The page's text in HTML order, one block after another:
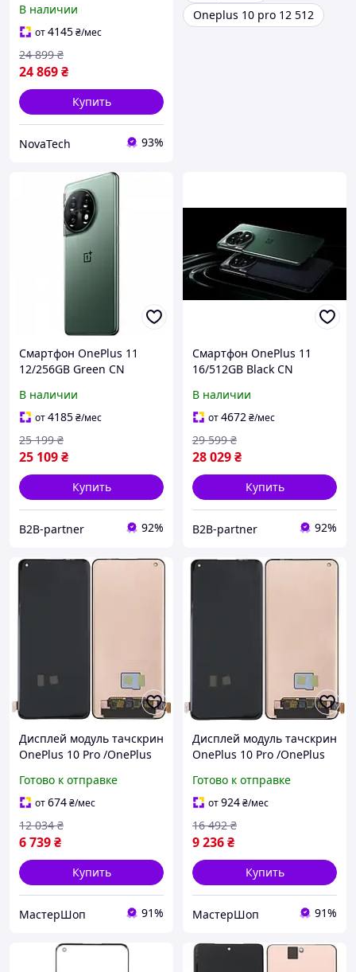
В наличии
от4145₴/мес
24 869₴
24 899 ₴
Купить
NovaTech 93%
Oneplus 10 pro 12 512
Смартфон OnePlus 11
12/256GB Green CN
В наличии
от4185₴/мес
25 109₴
25 199 ₴
Купить
B2B-partner 92%
Смартфон OnePlus 11
16/512GB Black CN
В наличии
от4672₴/мес
28 029₴
29 599 ₴
Купить
B2B-partner 92%
Дисплей модуль тачскрин
OnePlus 10 Pro /OnePlus
черный Amoled оригинал
PRC
Готово к отправке
от674₴/мес
6 739₴
12 034 ₴
Купить
МастерШоп 91%
Дисплей модуль тачскрин
OnePlus 10 Pro /OnePlus
черный Amoled оригинал
PRC переклеено стекло
Готово к отправке
от924₴/мес
9 236₴
16 492 ₴
Купить
МастерШоп 91%